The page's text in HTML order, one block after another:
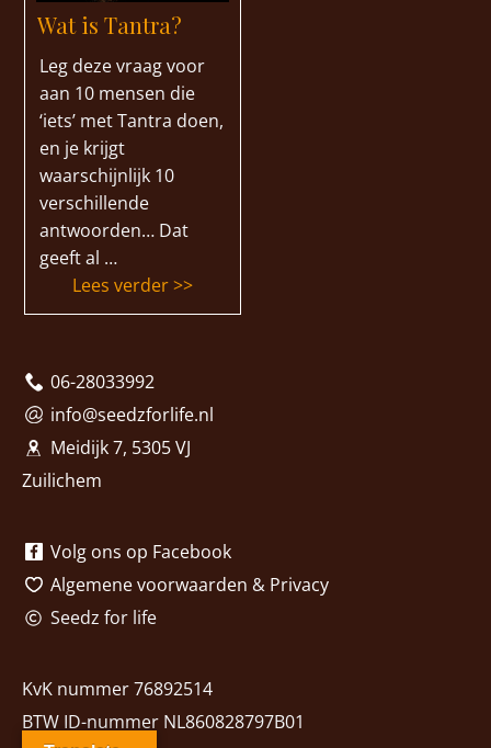
Wat is Tantra?
Leg deze vraag voor
aan 10 mensen die
‘iets’ met Tantra doen,
en je krijgt
waarschijnlijk 10
verschillende
antwoorden… Dat
geeft al …
Lees verder“Wat is Tantra?”
06-28033992
info@seedzforlife.nl
Meidijk 7, 5305 VJ
Zuilichem
Volg ons op Facebook
Algemene voorwaarden & Privacy
Seedz for life
KvK nummer 76892514
BTW ID-nummer NL860828797B01